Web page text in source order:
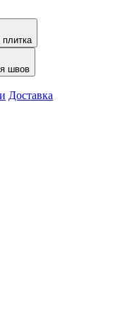
плитка
швов
Доставка